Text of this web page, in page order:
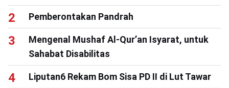
Pemberontakan Pandrah
Mengenal Mushaf Al-Qur’an Isyarat, untuk
Sahabat Disabilitas
Liputan6 Rekam Bom Sisa PD II di Lut Tawar